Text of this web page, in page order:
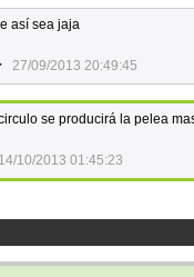
así sea jaja
27/09/2013 20:49:45
se producirá la pelea
14/10/2013 01:45:23